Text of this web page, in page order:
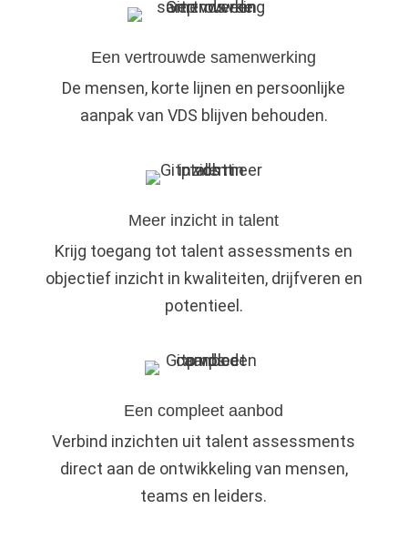
Een vertrouwde samenwerking
De mensen, korte lijnen en persoonlijke
aanpak van VDS blijven behouden.
Meer inzicht in talent
Krijg toegang tot talent assessments en
objectief inzicht in kwaliteiten, drijfveren en
potentieel.
Een compleet aanbod
Verbind inzichten uit talent assessments
direct aan de ontwikkeling van mensen,
teams en leiders.